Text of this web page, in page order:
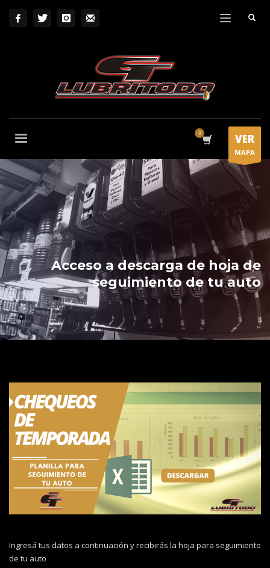
VER
MAPA
Acceso a descarga de hoja de
seguimiento de tu auto
Ingresá tus datos a continuación y recibirás la hoja para seguimiento
de tu auto